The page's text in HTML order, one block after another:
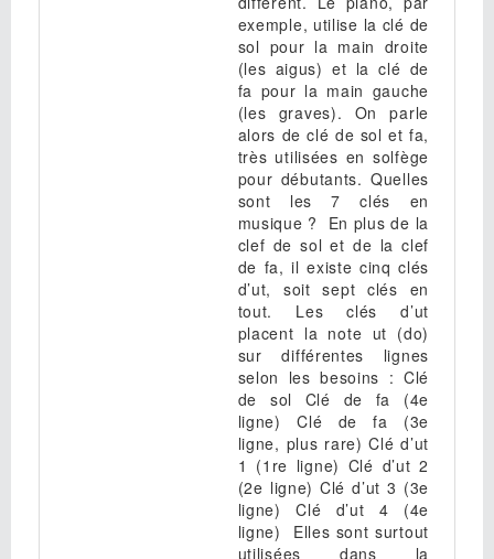
exemple, utilise la clé de
sol pour la main droite
(les aigus) et la clé de
fa pour la main gauche
(les graves). On parle
alors de clé de sol et fa,
très utilisées en solfège
pour débutants. Quelles
sont les 7 clés en
musique ? En plus de la
clef de sol et de la clef
de fa, il existe cinq clés
d’ut, soit sept clés en
tout. Les clés d’ut
placent la note ut (do)
sur différentes lignes
selon les besoins : Clé
de sol Clé de fa (4e
ligne) Clé de fa (3e
ligne, plus rare) Clé d’ut
1 (1re ligne) Clé d’ut 2
(2e ligne) Clé d’ut 3 (3e
ligne) Clé d’ut 4 (4e
ligne) Elles sont surtout
utilisées dans la